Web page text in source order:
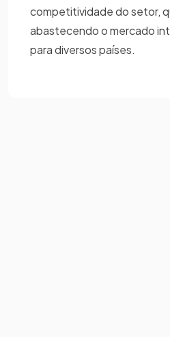
competitividade do setor,
abastecendo o mercado
para diversos países.